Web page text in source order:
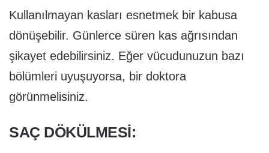
Kullanılmayan kasları esnetmek bir kabusa
dönüşebilir. Günlerce süren kas ağrısından
şikayet edebilirsiniz. Eğer vücudunuzun bazı
bölümleri uyuşuyorsa, bir doktora
görünmelisiniz.
SAÇ DÖKÜLMESI: